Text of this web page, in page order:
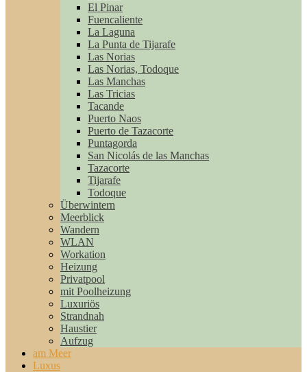
El Pinar
Fuencaliente
La Laguna
La Punta de Tijarafe
Las Norias
Las Norias, Todoque
Las Manchas
Las Tricias
Tacande
Puerto Naos
Puerto de Tazacorte
Puntagorda
San Nicolás de las Manchas
Tazacorte
Tijarafe
Todoque
Überwintern
Meerblick
Wandern
WLAN
Workation
Heizung
Privatpool
mit Poolheizung
Luxuriös
Strandnah
Haustier
Aufzug
am Meer
Luxus